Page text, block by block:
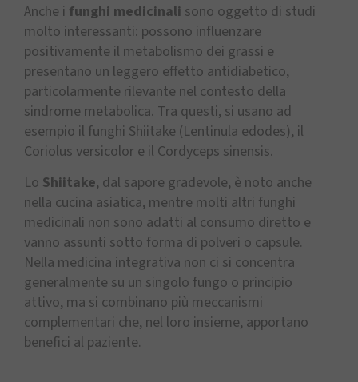
Anche i funghi medicinali sono oggetto di studi
molto interessanti: possono influenzare
positivamente il metabolismo dei grassi e
presentano un leggero effetto antidiabetico,
particolarmente rilevante nel contesto della
sindrome metabolica. Tra questi, si usano ad
esempio il funghi Shiitake (Lentinula edodes), il
Coriolus versicolor e il Cordyceps sinensis.
Lo Shiitake, dal sapore gradevole, è noto anche
nella cucina asiatica, mentre molti altri funghi
medicinali non sono adatti al consumo diretto e
vanno assunti sotto forma di polveri o capsule.
Nella medicina integrativa non ci si concentra
generalmente su un singolo fungo o principio
attivo, ma si combinano più meccanismi
complementari che, nel loro insieme, apportano
benefici al paziente.